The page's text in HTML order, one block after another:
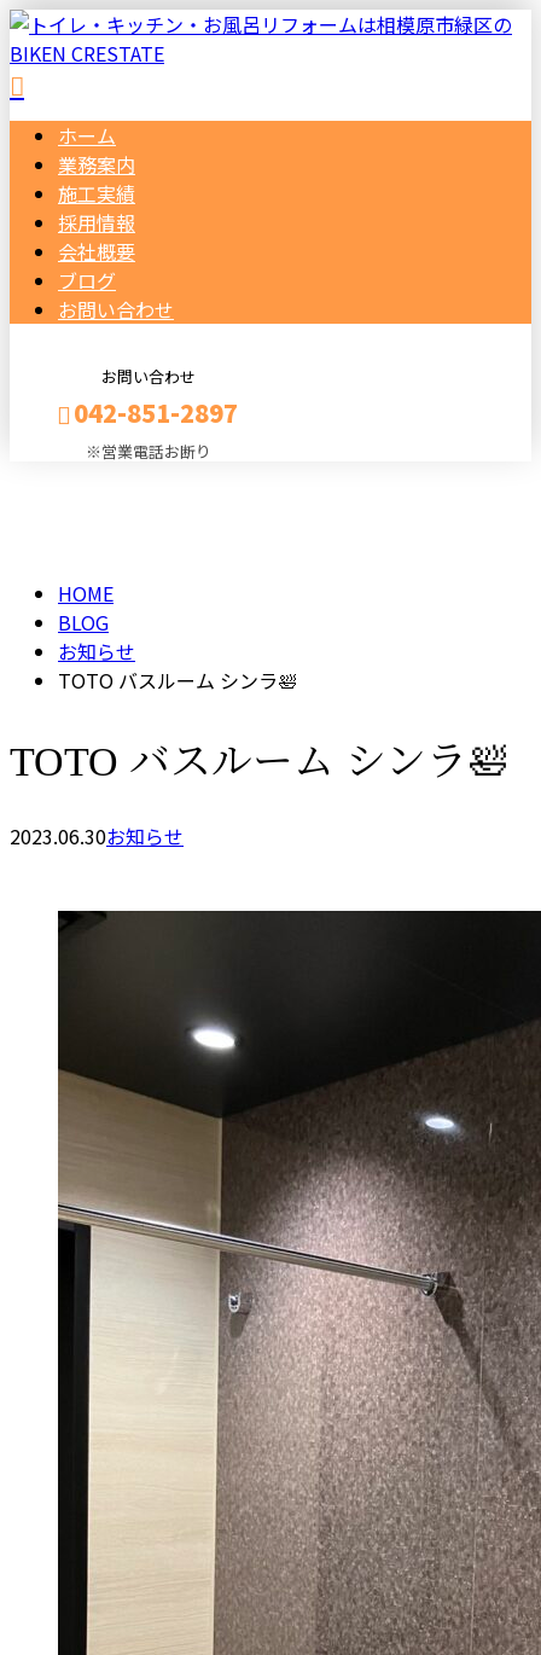
ホーム
業務案内
施工実績
採用情報
会社概要
ブログ
お問い合わせ
お問い合わせ
042-851-2897
※営業電話お断り
HOME
BLOG
お知らせ
TOTO バスルーム シンラ🛀
TOTO バスルーム シンラ🛀
2023.06.30お知らせ